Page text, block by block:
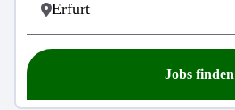
Jobs finden